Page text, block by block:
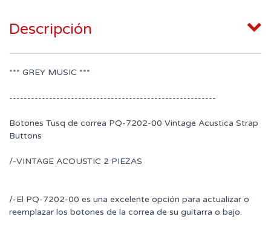
Descripción
*** GREY MUSIC ***
---------------------------------------------------------
Botones Tusq de correa PQ-7202-00 Vintage Acustica Strap
Buttons
/-VINTAGE ACOUSTIC 2 PIEZAS
/-El PQ-7202-00 es una excelente opción para actualizar o
reemplazar los botones de la correa de su guitarra o bajo.